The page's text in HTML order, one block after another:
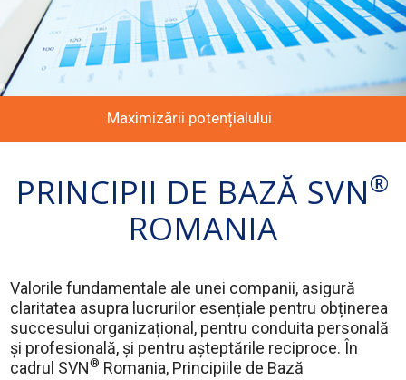
Maximizării potențialului
PRINCIPII DE BAZĂ SVN®
ROMANIA
Valorile fundamentale ale unei companii, asigură
claritatea asupra lucrurilor esențiale pentru obținerea
succesului organizațional, pentru conduita personală
și profesională, și pentru așteptările reciproce. În
cadrul SVN® Romania, Principiile de Bază